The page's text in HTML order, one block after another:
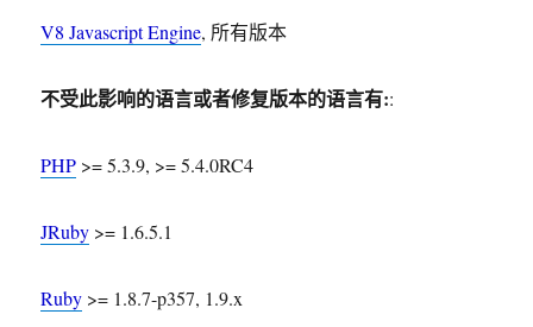
V8 Javascript Engine, 所有版本
不受此影响的语言或者修复版本的语言有::
PHP >= 5.3.9, >= 5.4.0RC4
JRuby >= 1.6.5.1
Ruby >= 1.8.7-p357, 1.9.x